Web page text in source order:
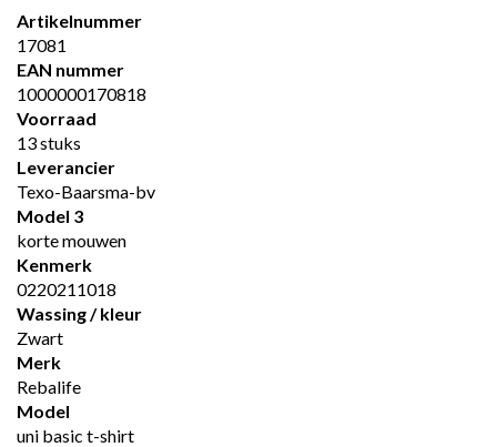
Artikelnummer
17081
EAN nummer
1000000170818
Voorraad
13 stuks
Leverancier
Texo-Baarsma-bv
Model 3
korte mouwen
Kenmerk
0220211018
Wassing / kleur
Zwart
Merk
Rebalife
Model
uni basic t-shirt